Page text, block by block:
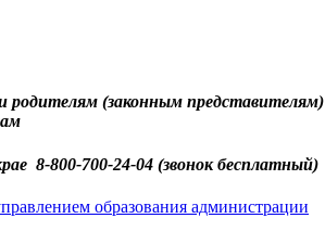
(законным представителям)
8-800-700-24-04 (звонок бесплатный)